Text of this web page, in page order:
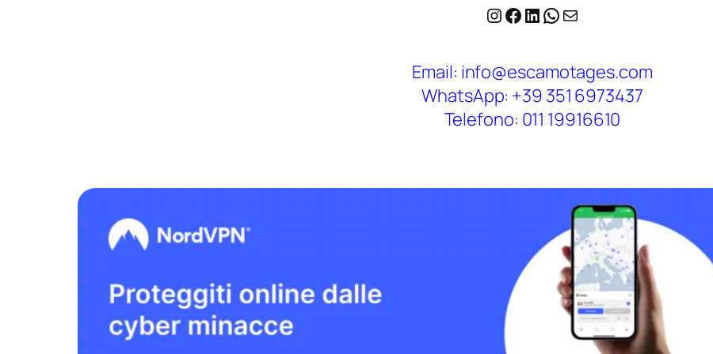
Instagram
Facebook
LinkedIn
WhatsApp
Email
Email: info@escamotages.com
WhatsApp: +39 351 6973437
Telefono: 011 19916610